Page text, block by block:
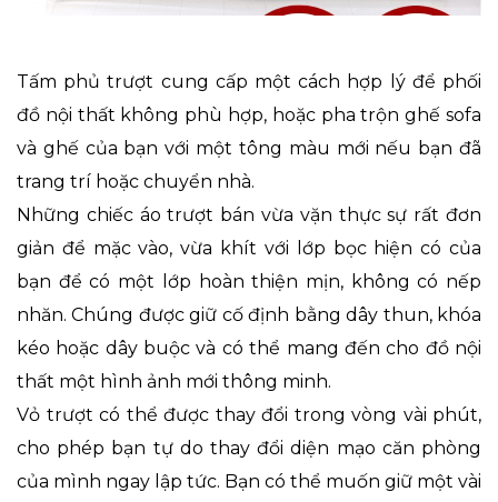
Tấm phủ trượt cung cấp một cách hợp lý để phối
đồ nội thất không phù hợp, hoặc pha trộn ghế sofa
và ghế của bạn với một tông màu mới nếu bạn đã
trang trí hoặc chuyển nhà.
Những chiếc áo trượt bán vừa vặn thực sự rất đơn
giản để mặc vào, vừa khít với lớp bọc hiện có của
bạn để có một lớp hoàn thiện mịn, không có nếp
nhăn. Chúng được giữ cố định bằng dây thun, khóa
kéo hoặc dây buộc và có thể mang đến cho đồ nội
thất một hình ảnh mới thông minh.
Vỏ trượt có thể được thay đổi trong vòng vài phút,
cho phép bạn tự do thay đổi diện mạo căn phòng
của mình ngay lập tức. Bạn có thể muốn giữ một vài